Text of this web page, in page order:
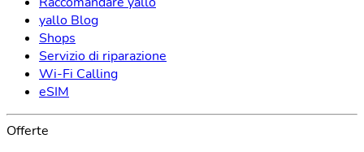
yallo Blog
Shops
Servizio di riparazione
Wi-Fi Calling
eSIM
Offerte